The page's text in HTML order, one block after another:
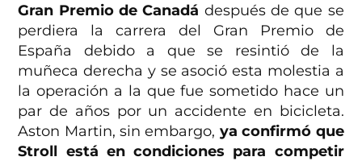
Gran Premio de Canadá después de que se
perdiera la carrera del Gran Premio de
España debido a que se resintió de la
muñeca derecha y se asoció esta molestia a
la operación a la que fue sometido hace un
par de años por un accidente en bicicleta.
Aston Martin, sin embargo, ya confirmó que
Stroll está en condiciones para competir